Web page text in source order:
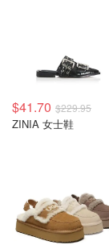
$41.70 $229.95
ZINIA 女士鞋